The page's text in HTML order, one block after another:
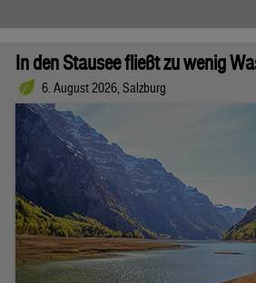
In den Stausee fließt zu wenig
6. August 2026, Salzburg